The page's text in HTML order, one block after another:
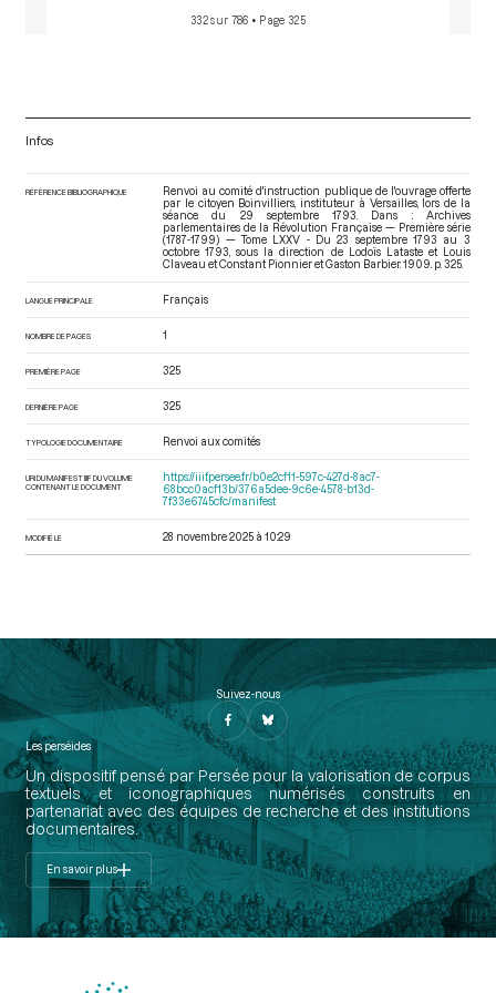
332 sur 786 • Page 325
Infos
RÉFÉRENCE BIBLIOGRAPHIQUE
Renvoi au comité d'instruction publique de l'ouvrage offerte
par le citoyen Boinvilliers, instituteur à Versailles, lors de la
séance du 29 septembre 1793. Dans : Archives
parlementaires de la Révolution Française — Première série
(1787-1799) — Tome LXXV - Du 23 septembre 1793 au 3
octobre 1793
, sous la direction de Lodoïs Lataste et Louis
Claveau et Constant Pionnier et Gaston Barbier. 1909. p. 325.
LANGUE PRINCIPALE Français
NOMBRE DE PAGES 1
PREMIÈRE PAGE 325
DERNIÈRE PAGE 325
TYPOLOGIE DOCUMENTAIRE Renvoi aux comités
URI DU MANIFEST IIIF DU VOLUME
CONTENANT LE DOCUMENT
https://iiif.persee.fr/b0e2cf11-597c-427d-8ac7-
68bcc0acf13b/376a5dee-9c6e-4578-b13d-
7f33e6745cfc/manifest
MODIFIÉ LE 28 novembre 2025 à 10:29
Suivez-nous
Les perséides
Un dispositif pensé par Persée pour la valorisation de corpus
textuels et iconographiques numérisés construits en
partenariat avec des équipes de recherche et des institutions
documentaires.
En savoir plus